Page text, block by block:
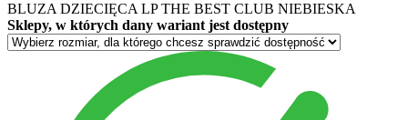
BLUZA DZIECIĘCA LP THE BEST CLUB NIEBIESKA
Sklepy, w których dany wariant jest dostępny